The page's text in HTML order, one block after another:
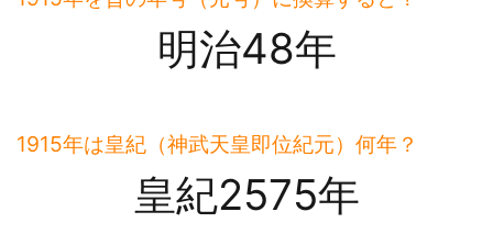
明治48年
1915年は皇紀（神武天皇即位紀元）何年？
皇紀2575年